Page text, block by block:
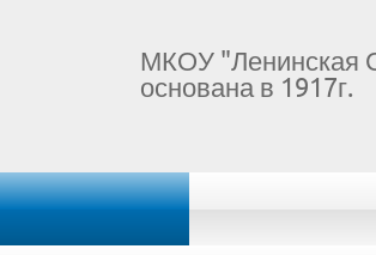
МКОУ
основана в 1917г.